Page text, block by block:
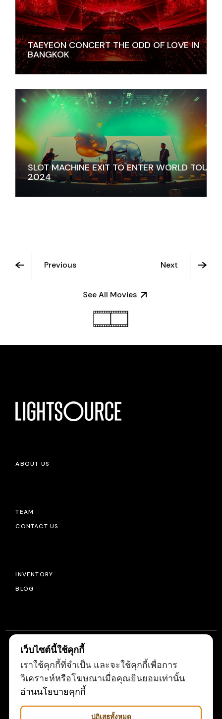
TAEYEON CONCERT THE ODD OF LOVE IN
BANGKOK
SLOT MACHINE EXIT TO ENTER WORLD TOUR
2024
Previous
See All Movies
Next
ABOUT US
TEAM
CONTACT US
INVENTORY
BLOG
© 2022LIGHTSOURCE, ALL RIGHTS RESERVED
เว็บไซต์นี้ใช้คุกกี้
เราใช้คุกกี้ที่จำเป็น และจะใช้คุกกี้เพื่อการ
วิเคราะห์หรือโฆษณาเมื่อคุณยินยอมเท่านั้น
อ่านนโยบายคุกกี้
ปฏิเสธทั้งหมด